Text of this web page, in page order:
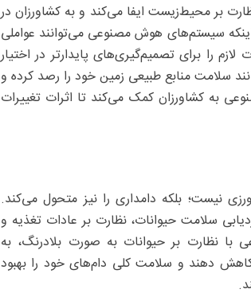
بر محیط‌زیست ایفا می‌کند و به کشاورزان در
سیستم‌‌های هوش مصنوعی می‌‌توانند عواملی
را برای تصمیم‌گیری‌های پایدارتر در اختیار
سلامت منابع طبیعی زمین خود را رصد کرده و
به کشاورزان کمک می‌کند تا اثرات تغییرات
نیست؛ بلکه دامداری را نیز متحول می‌کند.
سلامت حیوانات، نظارت بر عادات تغذیه و
نظارت بر حیوانات به صورت بلادرنگ، به
کاهش دهند و سلامت کلی دام‌های خود را بهبود